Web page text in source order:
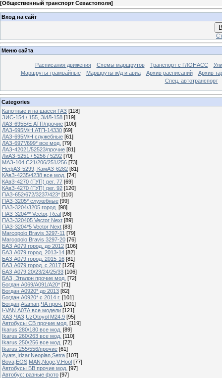
[Общественный транспорт Севастополя]
Вход на сайт
Меню сайта
Расписания движения Схемы маршрутов Транспорт с ГЛОНАСС
Маршруты трамвайные
Маршруты ж/д и авиа Архив расписаний
Архив
Спец. автотранспорт
Categories
Капотные и на шасси ГАЗ [118]
ЗИС-154 / 155, ЗИЛ-158 [119]
ЛАЗ-695Б/Е АТП/прочие [100]
ЛАЗ-695М/Н АТП-14330 [69]
ЛАЗ-695М/Н служебные [61]
ЛАЗ-697*/699* все мод. [79]
ЛАЗ-42021/52523/прочие [81]
ЛиАЗ-5251 / 5256 / 5292 [70]
МАЗ-104.C21/206/251/256 [73]
НефАЗ-5299, КамАЗ-6282 [81]
КАвЗ-4235/4238 все мод. [74]
КАвЗ-4270 (ГУП) рег. 77 [69]
КАвЗ-4270 (ГУП) рег. 92 [120]
ПАЗ-652/672/3237/423* [110]
ПАЗ-3205* служебные [99]
ПАЗ-3204/3205 город. [98]
ПАЗ-3204** Vector, Real [98]
ПАЗ-320405 Vector Next [89]
ПАЗ-3204*5 Vector Next [83]
Marcopolo Bravis 3297-11 [79]
Marcopolo Bravis 3297-20 [76]
БАЗ А079 город. до 2012 [106]
БАЗ А079 город. 2013-14 [82]
БАЗ А079 город. 2015-16 [81]
БАЗ А079 город. с 2017 [125]
БАЗ А079.20/23/24/25/33 [106]
БАЗ, Эталон прочие мод. [72]
Богдан А069/А091/А20* [71]
Богдан А0920* до 2013 [82]
Богдан А0920* с 2014 г. [101]
Богдан,Ataman,ЧА проч. [101]
I-VAN А07А все модели [121]
ХАЗ,ЧАЗ,UzOtoyol M24.9 [95]
Автобусы СВ прочие мод. [119]
Ikarus 280/180 все мод. [89]
Ikarus 260/263 все мод. [110]
Ikarus 250/256 все мод. [72]
Ikarus 255/556/прочие [61]
Ayats,Irizar,Neoplan,Setra [107]
Bova,EOS,MAN,Noge,V.Hool [77]
Автобусы БВ прочие мод. [97]
Автобус: разные фото [97]